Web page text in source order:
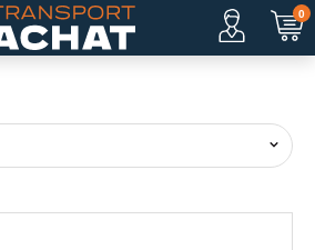
0